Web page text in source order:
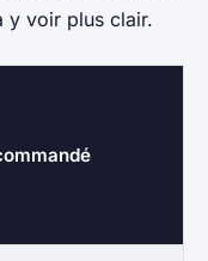
y voir plus clair.